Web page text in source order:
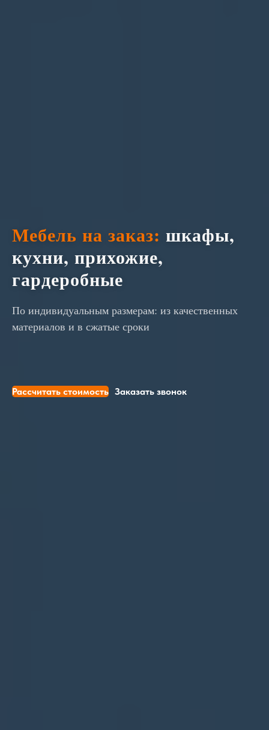
Мебель на заказ: шкафы,
кухни, прихожие,
гардеробные
По индивидуальным размерам: из качественных
материалов и в сжатые сроки
Рассчитать стоимость Заказать звонок